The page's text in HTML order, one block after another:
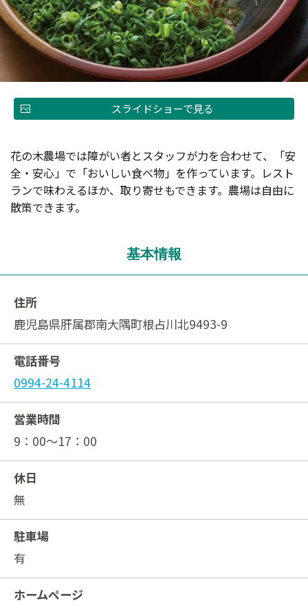
スライドショーで見る
花の木農場では障がい者とスタッフが力を合わせて、「安
全・安心」で「おいしい食べ物」を作っています。レスト
ランで味わえるほか、取り寄せもできます。農場は自由に
散策できます。
基本情報
住所
鹿児島県肝属郡南大隅町根占川北9493-9
電話番号
0994-24-4114
営業時間
9：00～17：00
休日
無
駐車場
有
ホームページ